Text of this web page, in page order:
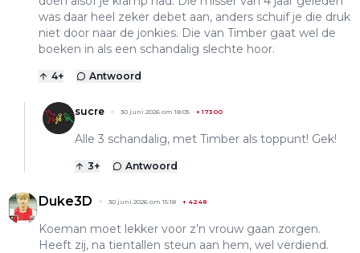
was daar heel zeker debet aan, anders schuif je die druk
niet door naar de jonkies. Die van Timber gaat wel de
boeken in als een schandalig slechte hoor.
4+ Antwoord
sucre 30 juni 2026 om 18:05 +17300
Alle 3 schandalig, met Timber als toppunt! Gek!
3+ Antwoord
Duke3D 30 juni 2026 om 15:18 + 4248
Koeman moet lekker voor z’n vrouw gaan zorgen.
Heeft zij, na tientallen steun aan hem, wel verdiend.